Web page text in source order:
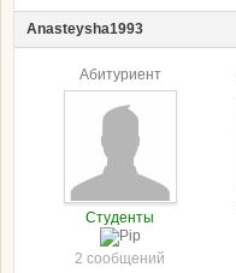
Anasteysha1993
Абитуриент
Студенты
2 сообщений